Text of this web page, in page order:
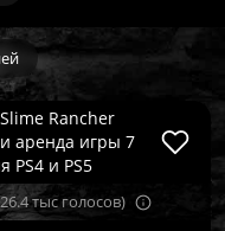
Rancher
аренда игры 7
PS4 и PS5
тыс голосов)